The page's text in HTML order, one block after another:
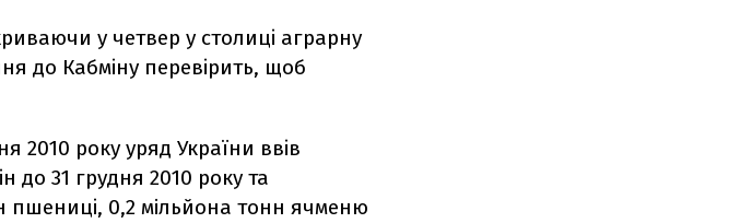
у четвер у столицi аграрну
до Кабмiну перевiрить, щоб
2010 року уряд України ввiв
до 31 грудня 2010 року та
пшеницi, 0,2 мільйона тонн ячменю